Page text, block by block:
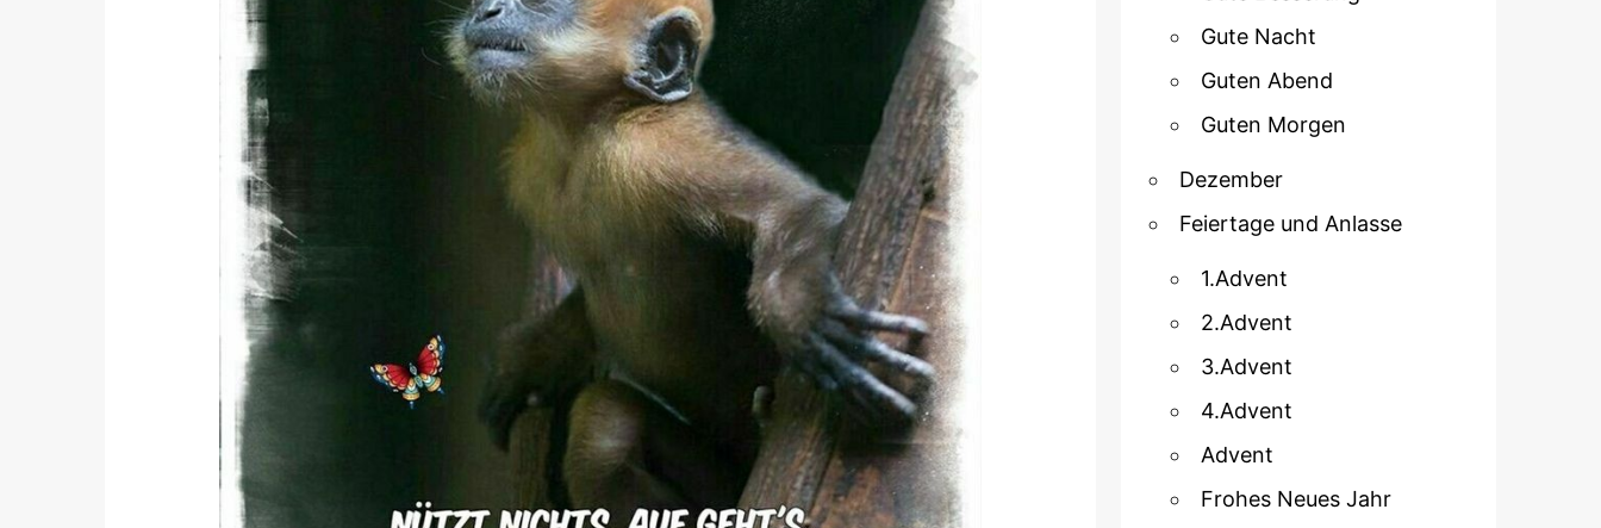
Gute Nacht
Guten Abend
Guten Morgen
Dezember
Feiertage und Anlasse
1.Advent
2.Advent
3.Advent
4.Advent
Advent
Frohes Neues Jahr